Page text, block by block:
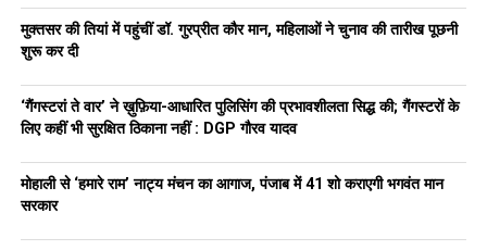
मुक्तसर की तियां में पहुंचीं डॉ. गुरप्रीत कौर मान, महिलाओं ने चुनाव की तारीख पूछनी
शुरू कर दी
‘गैंगस्टरां ते वार’ ने ख़ुफ़िया-आधारित पुलिसिंग की प्रभावशीलता सिद्ध की; गैंगस्टरों के
लिए कहीं भी सुरक्षित ठिकाना नहीं : DGP गौरव यादव
मोहाली से ‘हमारे राम’ नाट्य मंचन का आगाज, पंजाब में 41 शो कराएगी भगवंत मान
सरकार